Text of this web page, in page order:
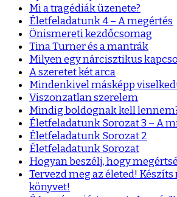
Mi a tragédiák üzenete?
Életfeladatunk 4 – A megértés
Önismereti kezdőcsomag
Tina Turner és a mantrák
Milyen egy nárcisztikus
A szeretet két arca
Mindenkivel másképp
Viszonzatlan szerelem
Mindig boldognak kell
Életfeladatunk Sorozat 3 – A
Életfeladatunk Sorozat 2
Életfeladatunk Sorozat
Hogyan beszélj, hogy
Tervezd meg az életed!
könyvet!